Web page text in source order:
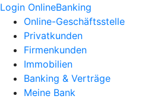
Login OnlineBanking
Online-Geschäftsstelle
Privatkunden
Firmenkunden
Immobilien
Banking & Verträge
Meine Bank